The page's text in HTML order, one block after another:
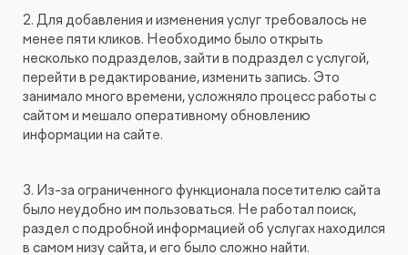
2. Для добавления и изменения услуг требовалось не
менее пяти кликов. Необходимо было открыть
несколько подразделов, зайти в подраздел с услугой,
перейти в редактирование, изменить запись. Это
занимало много времени, усложняло процесс работы с
сайтом и мешало оперативному обновлению
информации на сайте.
3. Из-за ограниченного функционала посетителю сайта
было неудобно им пользоваться. Не работал поиск,
раздел с подробной информацией об услугах находился
в самом низу сайта, и его было сложно найти.